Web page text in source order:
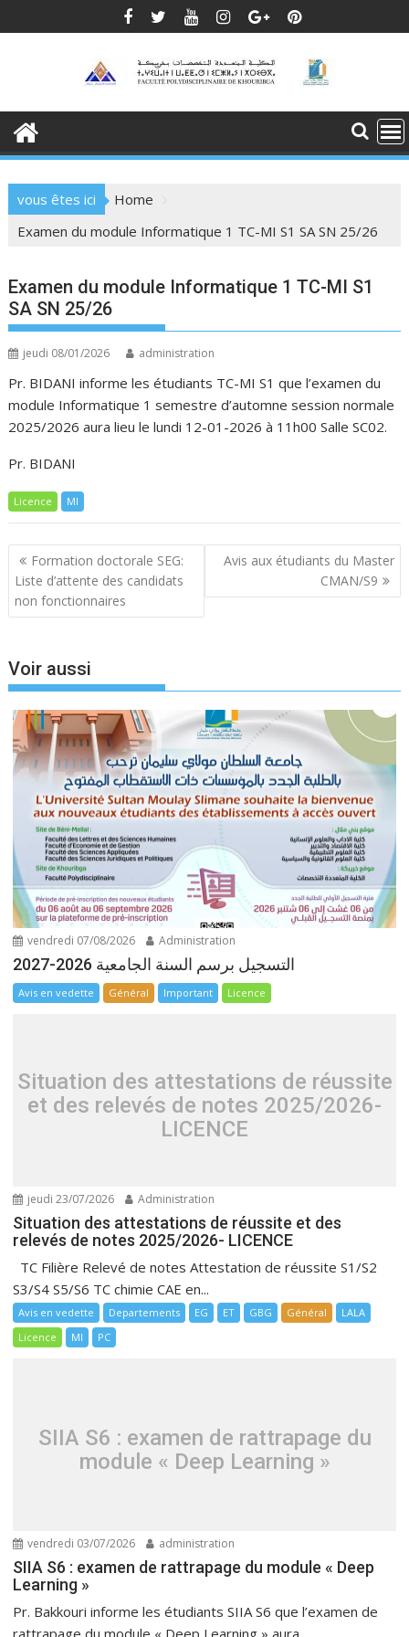
to
vous êtes ici
Home
Examen du module Informatique 1 TC-MI S1 SA SN 25/26
Examen du module Informatique 1 TC-MI S1
SA SN 25/26
jeudi 08/01/2026 administration
Pr. BIDANI informe les étudiants TC-MI S1 que l’examen du
module Informatique 1 semestre d’automne session normale
2025/2026 aura lieu le lundi 12-01-2026 à 11h00 Salle SC02.
Pr. BIDANI
Licence MI
Navigation
de
l’article
Formation doctorale SEG:
Liste d’attente des candidats
non fonctionnaires
Avis aux étudiants du Master
CMAN/S9
Voir aussi
vendredi 07/08/2026 Administration
التسجيل برسم السنة الجامعية 2026-2027
Avis en vedette Général Important Licence
Situation des attestations de réussite
et des relevés de notes 2025/2026-
LICENCE
jeudi 23/07/2026 Administration
Situation des attestations de réussite et des
relevés de notes 2025/2026- LICENCE
TC Filière Relevé de notes Attestation de réussite S1/S2
S3/S4 S5/S6 TC chimie CAE en...
Avis en vedette Departements EG ET GBG Général
LALA
Licence
MI PC
SIIA S6 : examen de rattrapage du
module « Deep Learning »
vendredi 03/07/2026 administration
SIIA S6 : examen de rattrapage du module « Deep
Learning »
Pr. Bakkouri informe les étudiants SIIA S6 que l’examen de